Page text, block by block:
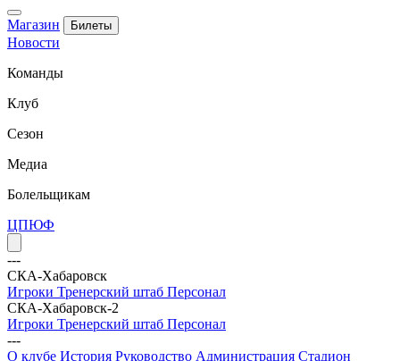
Магазин Билеты
Новости
Команды
Клуб
Сезон
Медиа
Болельщикам
ЦПЮФ
---
СКА-Хабаровск
Игроки Тренерский штаб Персонал
СКА-Хабаровск-2
Игроки Тренерский штаб Персонал
---
О клубе История Руководство Администрация Стадион